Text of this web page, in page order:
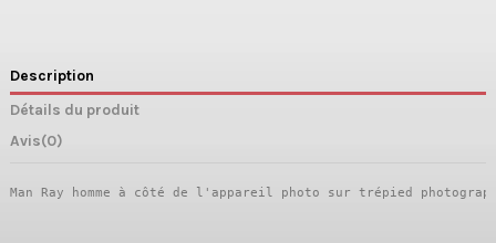
Description
Détails du produit
Avis(0)
Man Ray homme à côté de l'appareil photo sur trépied